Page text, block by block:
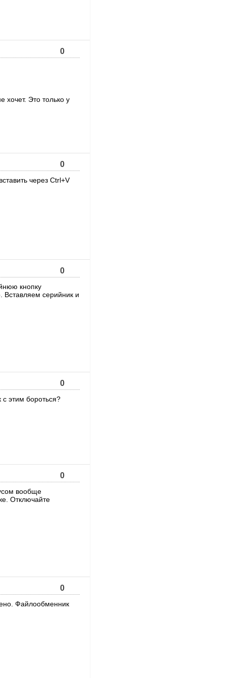
0
Это только у
0
через Ctrl+V
0
кнопку
. Вставляем серийник и
0
этим бороться?
0
вообще
Отключайте
0
Файлообменник